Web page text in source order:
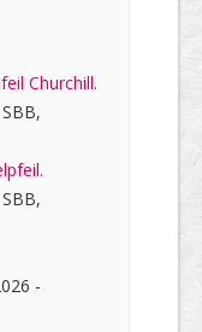
Churchill.
-